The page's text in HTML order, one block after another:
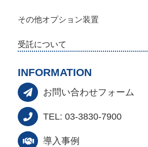
その他オプション装置
受託について
INFORMATION
お問い合わせフォーム
TEL: 03-3830-7900
導入事例